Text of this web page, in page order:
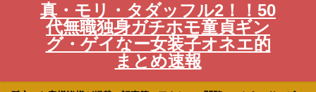
真・モリ・タダッフル2！！50
代無職独身ガチホモ童貞ギン
グ・ゲイなー女装子オネエ的
まとめ速報